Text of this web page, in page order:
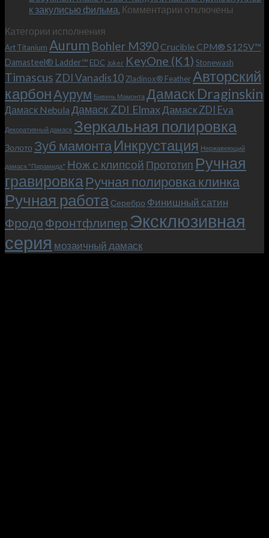
Теперь
и
клипсой!
к закулисью фильма. Комментарии к
Макс
(Mad
Max),
или
как
мы
прикоснулись
к
фильма.
отключены
Категории исполнения
Art Titanium Aurum Bohler M390Crucible CPM® S125V™
Damasteel® Ladder™ EDC Joker KeyOne (K1) Stonewash
Timascus ZDI Vanadis10 Zladinox® FeatherАвторский
карбонАурум Бивень Мамонта Дамаск Draginskin
Дамаск Nebula Дамаск ZDI Elmax Дамаск ZDI Eva
Декоративный дамаск Зеркальная полировка
Золото Зуб мамонтаИнкрустация Нержавеющий
дамаск "Пирамида" Нож с клипсой Прототип Ручная
гравировкаРучная полировка клинка
Ручная работа Серебро Финишный сатин
Фродо Фронтфлипер Эксклюзивная
серия мозаичный дамаск